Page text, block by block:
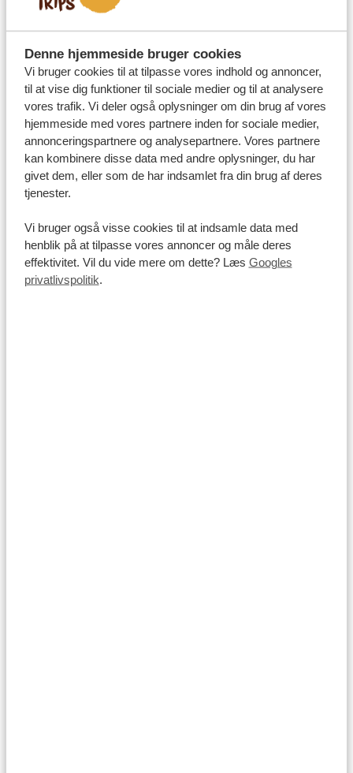
Denne hjemmeside bruger cookies
Vi bruger cookies til at tilpasse vores indhold og annoncer,
til at vise dig funktioner til sociale medier og til at analysere
vores trafik. Vi deler også oplysninger om din brug af vores
hjemmeside med vores partnere inden for sociale medier,
annonceringspartnere og analysepartnere. Vores partnere
kan kombinere disse data med andre oplysninger, du har
givet dem, eller som de har indsamlet fra din brug af deres
tjenester.
Vi bruger også visse cookies til at indsamle data med
henblik på at tilpasse vores annoncer og måle deres
effektivitet. Vil du vide mere om dette? Læs Googles
privatlivspolitik.
Elefanter i massevis
Tsavo Nationalparks vidundere
2 dage Nairobi
Ol' Pejeta
2 dage Samburu
Solio
Nakuru-søen
Talek Mara
Masai Mara
Naivasha-søen
2 dage Amboseli
SE DENNE REJSE